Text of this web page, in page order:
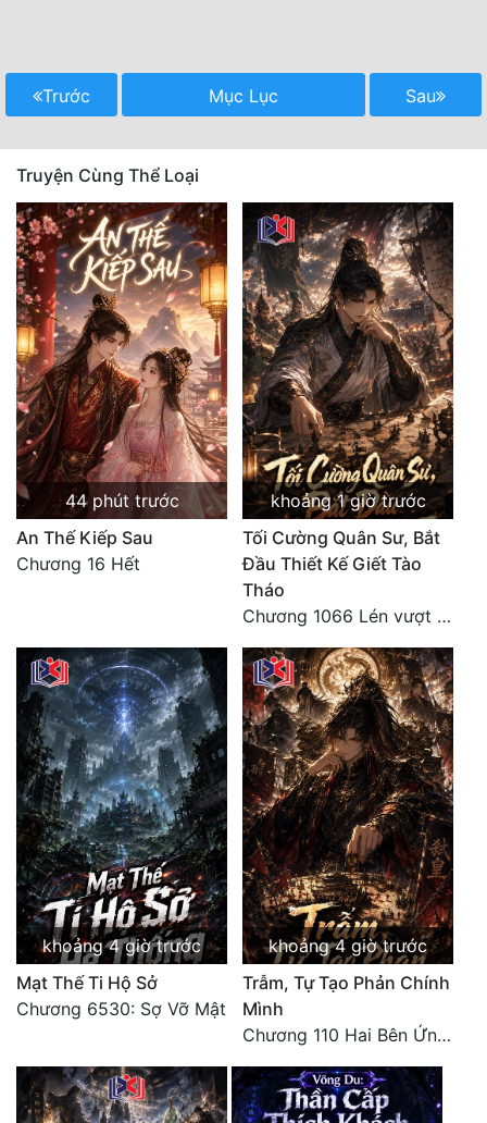
Trước Mục Lục Sau
Truyện Cùng Thể Loại
44 phút trước
An Thế Kiếp Sau
Chương 16 Hết
khoảng 1 giờ trước
Tối Cường Quân Sư, Bắt
Đầu Thiết Kế Giết Tào
Tháo
Chương 1066 Lén vượt Nam Bì, đánh thẳng Nghiệp Thành (2/2)
khoảng 4 giờ trước
Mạt Thế Ti Hộ Sở
Chương 6530: Sợ Vỡ Mật
khoảng 4 giờ trước
Trẫm, Tự Tạo Phản Chính
Mình
Chương 110 Hai Bên Ứng Phó